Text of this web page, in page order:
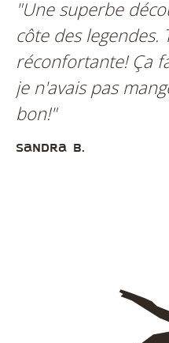
"Une superbe
côte des legendes.
réconfortante! Ça
je n'avais pas
bon!"
Sandra B.